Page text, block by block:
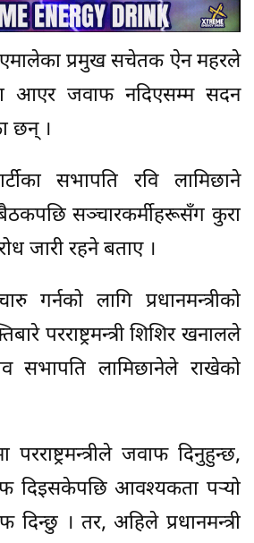
एमालेका प्रमुख सचेतक ऐन महरले
आएर जवाफ नदिएसम्म सदन
छन् ।
सभापति रवि लामिछाने
सञ्चारकर्मीहरूसँग कुरा
जारी रहने बताए ।
गर्नको लागि प्रधानमन्त्रीको
परराष्ट्रमन्त्री शिशिर खनालले
सभापति लामिछानेले राखेको
जवाफ दिनुहुन्छ,
दिइसकेपछि आवश्यकता पर्‍यो
। तर, अहिले प्रधानमन्त्री